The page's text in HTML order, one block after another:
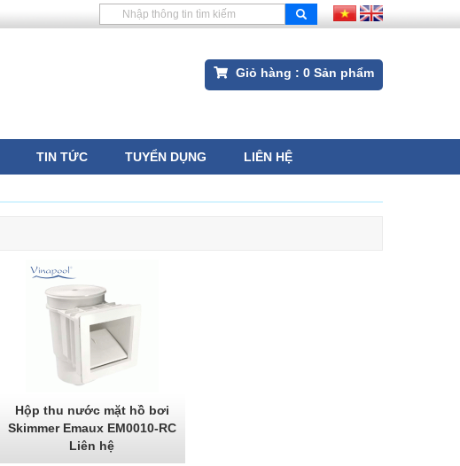
Giỏ hàng : 0 Sản phẩm
TIN TỨC TUYỂN DỤNG LIÊN HỆ
Hộp thu nước mặt hồ bơi
Skimmer Emaux EM0010-RC
Liên hệ